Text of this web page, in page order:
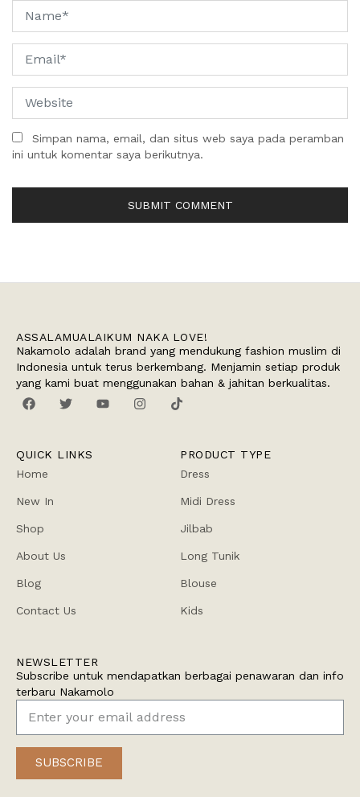
Simpan nama, email, dan situs web saya pada peramban
ini untuk komentar saya berikutnya.
ASSALAMUALAIKUM NAKA LOVE!
Nakamolo adalah brand yang mendukung fashion muslim di
Indonesia untuk terus berkembang. Menjamin setiap produk
yang kami buat menggunakan bahan & jahitan berkualitas.
QUICK LINKS
Home
New In
Shop
About Us
Blog
Contact Us
PRODUCT TYPE
Dress
Midi Dress
Jilbab
Long Tunik
Blouse
Kids
NEWSLETTER
Subscribe untuk mendapatkan berbagai penawaran dan info
terbaru Nakamolo
SUBSCRIBE